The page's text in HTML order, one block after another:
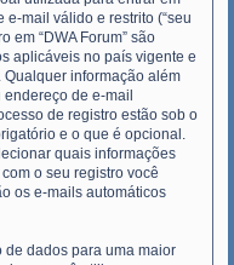
e-mail válido e restrito (“seu
em “DWA Forum” são
aplicáveis no país vigente e
informação além
de e-mail
de registro estão sob o
e o que é opcional.
quais informações
o seu registro você
os e-mails automáticos
de dados para uma maior